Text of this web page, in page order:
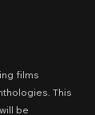
films
This
be